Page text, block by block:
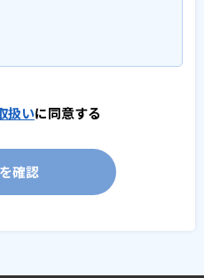
扱いに同意する
確認